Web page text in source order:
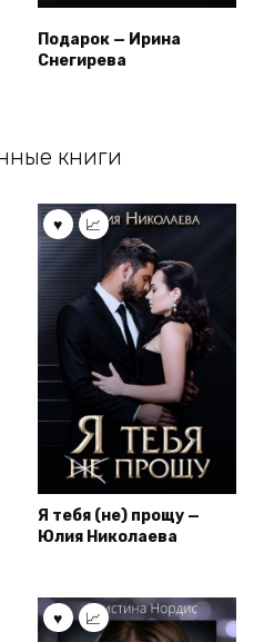
Подарок — Ирина
Снегирева
книги
Я тебя (не) прощу —
Юлия Николаева